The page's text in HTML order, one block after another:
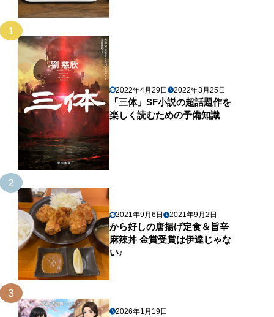
1
2022年4月29日 2022年3月25日
「三体」SF小説の超話題作を
楽しく読むための予備知識
2
2021年9月6日 2021年9月2日
から好しの唐揚げ定食＆旨辛
麻辣丼 金賞受賞は伊達じゃな
い♪
3
2026年1月19日